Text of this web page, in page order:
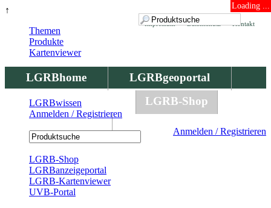
↑ Loading ...
Kontakt
Datenschutz
Impressum
LGRBhome
LGRBgeoportal
LGRBbohrungen
LGRB-Shop
Anmelden / Registrieren
Themen
Produkte
Kartenviewer
LGRBwissen
Anmelden / Registrieren
LGRB-Shop
LGRBanzeigeportal
LGRB-Kartenviewer
UVB-Portal